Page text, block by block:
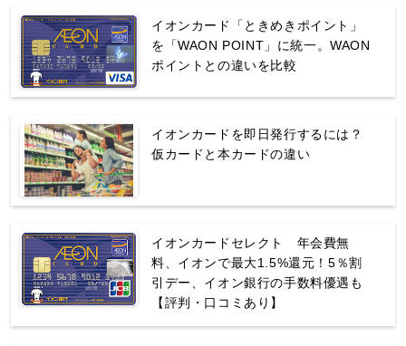
イオンカード「ときめきポイント」
を「WAON POINT」に統一。WAON
ポイントとの違いを比較
イオンカードを即日発行するには？
仮カードと本カードの違い
イオンカードセレクト 年会費無
料、イオンで最大1.5%還元！5％割
引デー、イオン銀行の手数料優遇も
【評判・口コミあり】